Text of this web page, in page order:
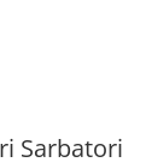
Sarbatori